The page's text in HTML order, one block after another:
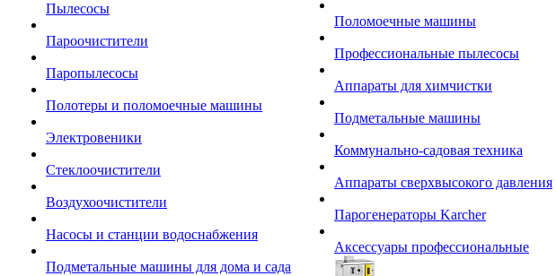
Пылесосы
Пароочистители
Паропылесосы
Полотеры и поломоечные машины
Электровеники
Стеклоочистители
Воздухоочистители
Насосы и станции водоснабжения
Подметальные машины для дома и сада
Поломоечные машины
Профессиональные пылесосы
Аппараты для химчистки
Подметальные машины
Коммунально-садовая техника
Аппараты сверхвысокого давления
Парогенераторы Karcher
Аксессуары профессиональные